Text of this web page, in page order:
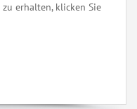
zu erhalten, klicken Sie